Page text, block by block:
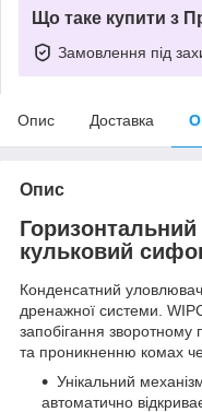
Що таке купити з
Замовлення під
Опис Доставка
Опис
Горизонтальний
кульковий
Конденсатний
дренажної системи.
запобігання
та проникненню комах
Унікальний
автоматично